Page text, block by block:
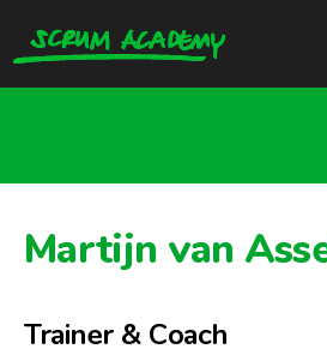
Martijn van
Trainer & Coach